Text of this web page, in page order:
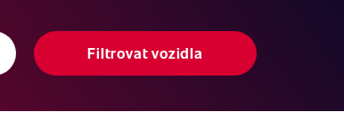
Filtrovat vozidla